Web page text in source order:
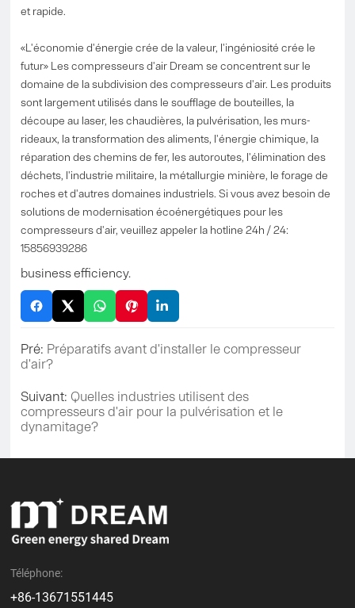
et rapide.
«L'économie d'énergie crée de la valeur, l'ingéniosité crée le
futur» Les compresseurs d'air Dream se concentrent sur le
domaine de la subdivision des compresseurs d'air. Les produits
sont largement utilisés dans le soufflage de bouteilles, la
découpe au laser, les chaudières, la pulvérisation, les murs-
rideaux, la transformation des aliments, l'énergie chimique, la
réparation des chemins de fer, les autoroutes, l'élimination des
déchets, l'industrie militaire, la métallurgie minière, le forage de
roches et d'autres domaines industriels. Si vous avez besoin de
solutions de modernisation écoénergétiques pour les
compresseurs d'air, veuillez appeler la hotline 24h / 24:
15856939286
business efficiency.
Pré: Préparatifs avant d'installer le compresseur
d'air?
Suivant: Quelles industries utilisent des
compresseurs d'air pour la pulvérisation et le
dynamitage?
Téléphone:
+86-13671551445